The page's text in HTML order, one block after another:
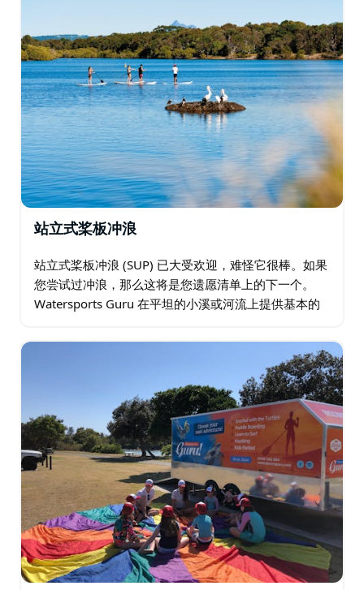
站立式桨板冲浪
站立式桨板冲浪 (SUP) 已大受欢迎，难怪它很棒。如果
您尝试过冲浪，那么这将是您遗愿清单上的下一个。
Watersports Guru 在平坦的小溪或河流上提供基本的
浪。…